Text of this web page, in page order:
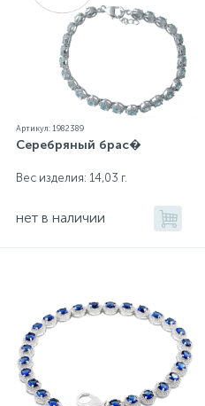
Артикул: 1982389
Серебряный брас�
Вес изделия: 14,03 г.
нет в наличии